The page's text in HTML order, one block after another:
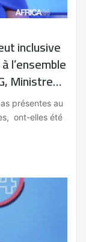
inclusive
l’ensemble
Ministre
présentes au
ont-elles été